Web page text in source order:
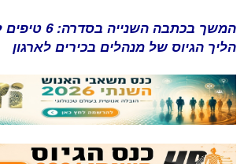
המשך בכתבה השנייה
הליך הגיוס של מנהלים בכירים לארגון